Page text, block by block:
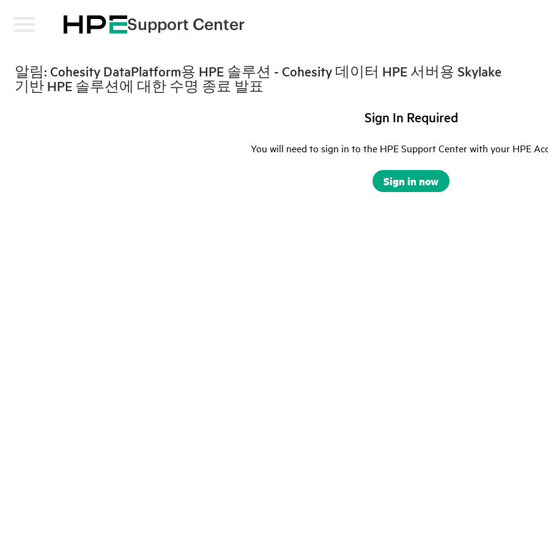
Support Center
알림: Cohesity DataPlatform용 HPE 솔루션 - Cohesity 데이터 HPE 서버용 Skylake
기반 HPE 솔루션에 대한 수명 종료 발표
Sign In Required
You will need to sign in to the HPE Support Center with your HPE
Sign in now